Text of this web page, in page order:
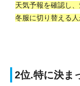
天気予報を確認し
冬服に切り替える
2位.特に決ま